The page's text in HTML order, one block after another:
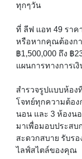
ทุกๆวัน
ที่ ลีฟ แอท 49 ราค
หรือหากคุณต้องกา
฿1,500,000 ถึง ฿
แผนการทางการเ
สำรวจรูปแบบห้อง
โจทย์ทุกความต้อ
นอน และ 3 ห้องน
มาเพื่อมอบประส
สะดวกสบาย รับร
ไลฟ์สไตล์ของคุณ